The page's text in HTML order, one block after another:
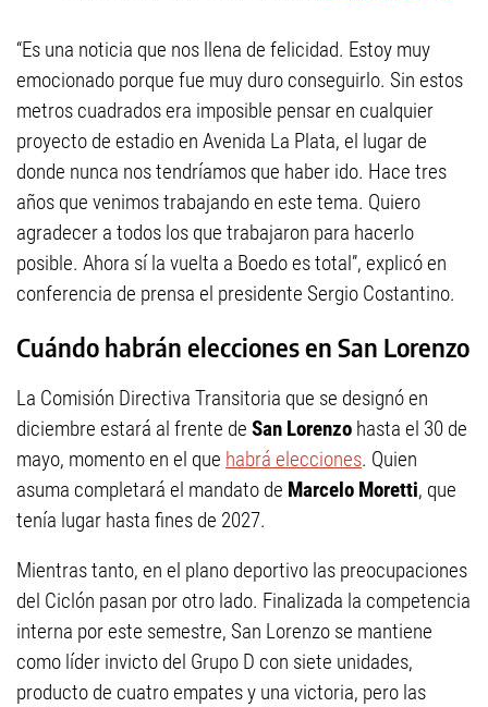
“Es una noticia que nos llena de felicidad. Estoy muy
emocionado porque fue muy duro conseguirlo. Sin estos
metros cuadrados era imposible pensar en cualquier
proyecto de estadio en Avenida La Plata, el lugar de
donde nunca nos tendríamos que haber ido. Hace tres
años que venimos trabajando en este tema. Quiero
agradecer a todos los que trabajaron para hacerlo
posible. Ahora sí la vuelta a Boedo es total”, explicó en
conferencia de prensa el presidente Sergio Costantino.
Cuándo habrán elecciones en San Lorenzo
La Comisión Directiva Transitoria que se designó en
diciembre estará al frente de San Lorenzo hasta el 30 de
mayo, momento en el que habrá elecciones. Quien
asuma completará el mandato de Marcelo Moretti, que
tenía lugar hasta fines de 2027.
Mientras tanto, en el plano deportivo las preocupaciones
del Ciclón pasan por otro lado. Finalizada la competencia
interna por este semestre, San Lorenzo se mantiene
como líder invicto del Grupo D con siete unidades,
producto de cuatro empates y una victoria, pero las